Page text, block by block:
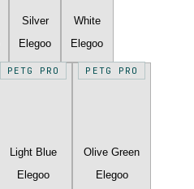
Silver
Elegoo
White
Elegoo
PETG PRO
Light Blue
Elegoo
PETG PRO
Olive Green
Elegoo